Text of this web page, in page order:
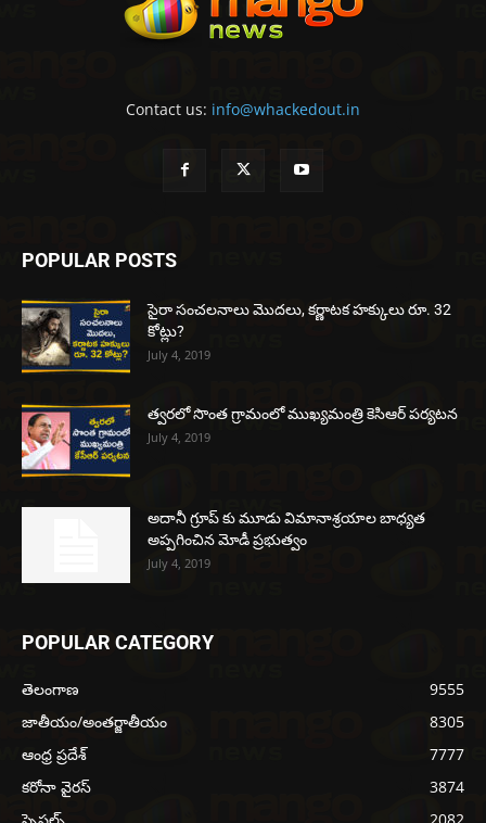
Contact us: info@whackedout.in
POPULAR POSTS
సైరా సంచలనాలు మొదలు, కర్ణాటక హక్కులు రూ. 32
కోట్లు?
July 4, 2019
త్వరలో సొంత గ్రామంలో ముఖ్యమంత్రి కెసిఆర్ పర్యటన
July 4, 2019
అదానీ గ్రూప్ కు మూడు విమానాశ్రయాల బాధ్యత
అప్పగించిన మోడీ ప్రభుత్వం
July 4, 2019
POPULAR CATEGORY
తెలంగాణ
9555
జాతీయం/అంతర్జాతీయం
8305
ఆంధ్ర ప్రదేశ్
7777
కరోనా వైరస్
3874